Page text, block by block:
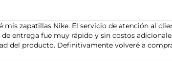
zapatillas Nike. El servicio de atención al
entrega fue muy rápido y sin costos
del producto. Definitivamente volveré a